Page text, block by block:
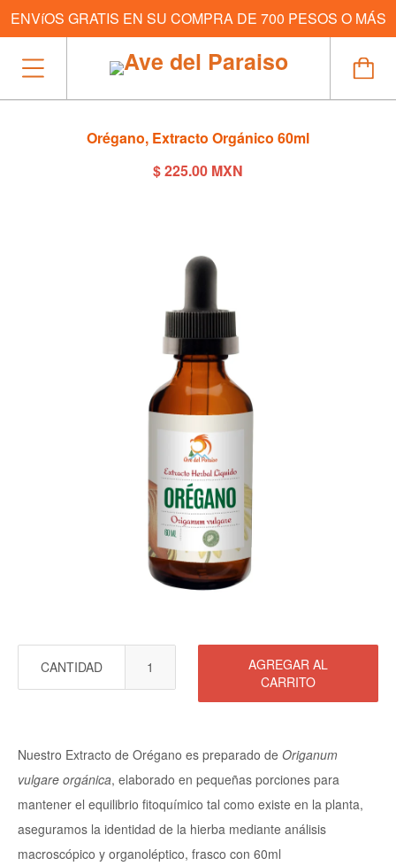
ENVíOS GRATIS EN SU COMPRA DE 700 PESOS O MÁS
Orégano, Extracto Orgánico 60ml
$ 225.00 MXN
CANTIDAD
AGREGAR AL
CARRITO
Nuestro Extracto de Orégano es preparado de Origanum
vulgare orgánica, elaborado en pequeñas porciones para
mantener el equilibrio fitoquímico tal como existe en la planta,
aseguramos la identidad de la hierba mediante análisis
macroscópico y organoléptico, frasco con 60ml